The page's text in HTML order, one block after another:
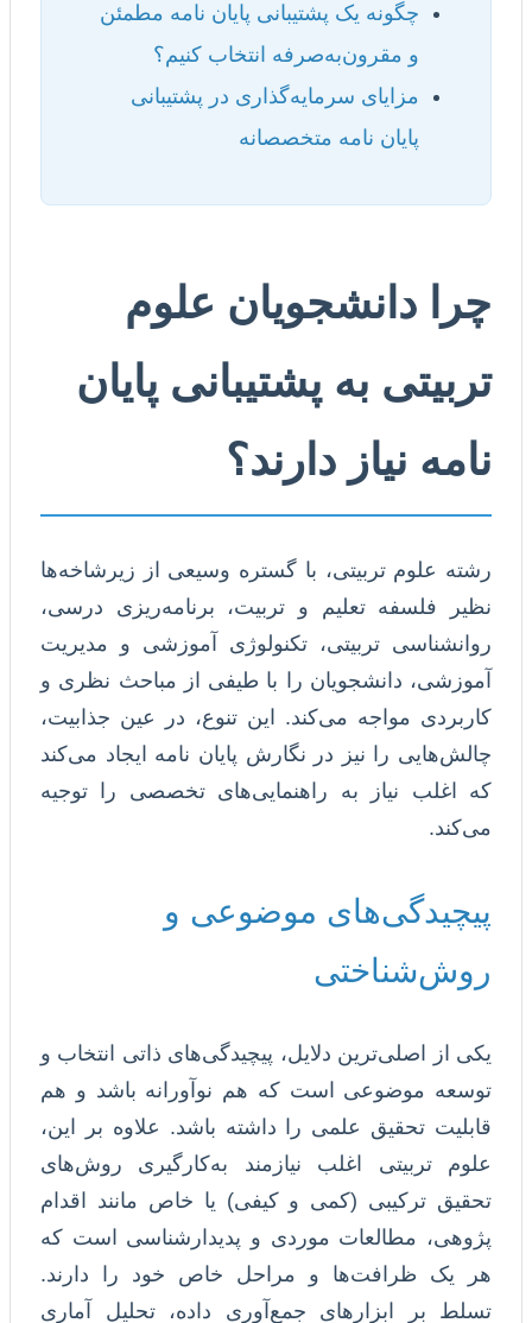
چگونه یک پشتیبانی پایان نامه مطمئن
و مقرون‌به‌صرفه انتخاب کنیم؟
مزایای سرمایه‌گذاری در پشتیبانی
پایان نامه متخصصانه
چرا دانشجویان علوم
تربیتی به پشتیبانی پایان
نامه نیاز دارند؟
رشته علوم تربیتی، با گستره وسیعی از زیرشاخه‌ها
نظیر فلسفه تعلیم و تربیت، برنامه‌ریزی درسی،
روانشناسی تربیتی، تکنولوژی آموزشی و مدیریت
آموزشی، دانشجویان را با طیفی از مباحث نظری و
کاربردی مواجه می‌کند. این تنوع، در عین جذابیت،
چالش‌هایی را نیز در نگارش پایان نامه ایجاد می‌کند
که اغلب نیاز به راهنمایی‌های تخصصی را توجیه
می‌کند.
پیچیدگی‌های موضوعی و
روش‌شناختی
یکی از اصلی‌ترین دلایل، پیچیدگی‌های ذاتی انتخاب و
توسعه موضوعی است که هم نوآورانه باشد و هم
قابلیت تحقیق علمی را داشته باشد. علاوه بر این،
علوم تربیتی اغلب نیازمند به‌کارگیری روش‌های
تحقیق ترکیبی (کمی و کیفی) یا خاص مانند اقدام
پژوهی، مطالعات موردی و پدیدارشناسی است که
هر یک ظرافت‌ها و مراحل خاص خود را دارند.
تسلط بر ابزارهای جمع‌آوری داده، تحلیل آماری